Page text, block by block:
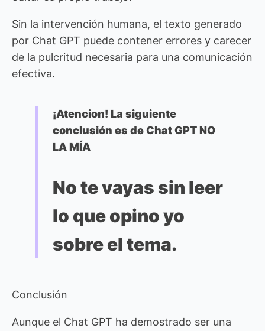
Sin la intervención humana, el texto generado
por Chat GPT puede contener errores y carecer
de la pulcritud necesaria para una comunicación
efectiva.
¡Atencion! La siguiente
conclusión es de Chat GPT NO
LA MÍA
No te vayas sin leer
lo que opino yo
sobre el tema.
Conclusión
Aunque el Chat GPT ha demostrado ser una